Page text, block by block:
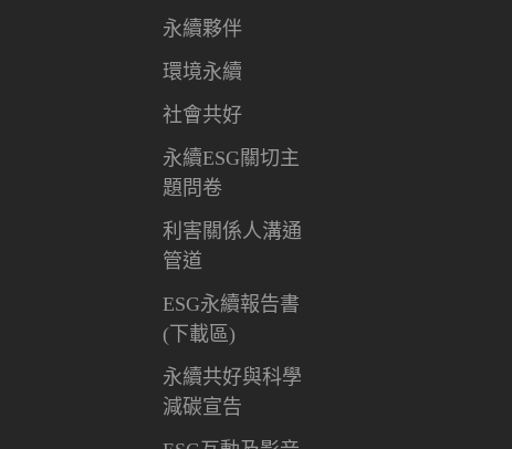
永續夥伴
環境永續
社會共好
永續ESG關切主
題問卷
利害關係人溝通
管道
ESG永續報告書
(下載區)
永續共好與科學
減碳宣告